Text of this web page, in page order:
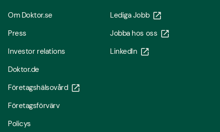
Om Doktor.se
Press
Investor relations
Doktor.de
Företagshälsovård
Företagsförvärv
Policys
Lediga Jobb
Jobba hos oss
LinkedIn